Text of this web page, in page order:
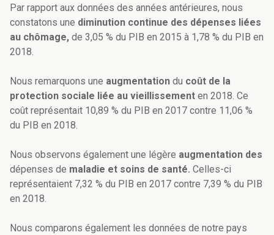
Par rapport aux données des années antérieures, nous
constatons une diminution continue des dépenses liées
au chômage, de 3,05 % du PIB en 2015 à 1,78 % du PIB en
2018.
Nous remarquons une augmentation du coût de la
protection sociale liée au vieillissement en 2018. Ce
coût représentait 10,89 % du PIB en 2017 contre 11,06 %
du PIB en 2018.
Nous observons également une légère augmentation des
dépenses de maladie et soins de santé. Celles-ci
représentaient 7,32 % du PIB en 2017 contre 7,39 % du PIB
en 2018.
Nous comparons également les données de notre pays